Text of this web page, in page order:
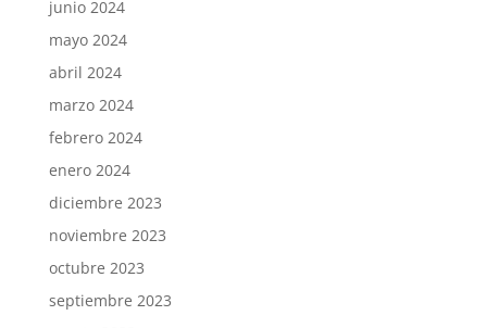
junio 2024
mayo 2024
abril 2024
marzo 2024
febrero 2024
enero 2024
diciembre 2023
noviembre 2023
octubre 2023
septiembre 2023